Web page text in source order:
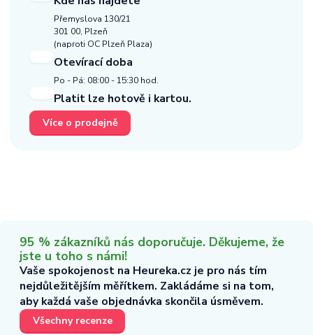
Přemyslova 130/21
301 00, Plzeň
(naproti OC Plzeň Plaza)
Otevírací doba
Po - Pá: 08:00 - 15:30 hod.
Platit lze hotově i kartou.
Více o prodejně
95 % zákazníků nás doporučuje. Děkujeme, že
jste u toho s námi!
Vaše spokojenost na Heureka.cz je pro nás tím
nejdůležitějším měřítkem. Zakládáme si na tom,
aby každá vaše objednávka skončila úsměvem.
Všechny recenze